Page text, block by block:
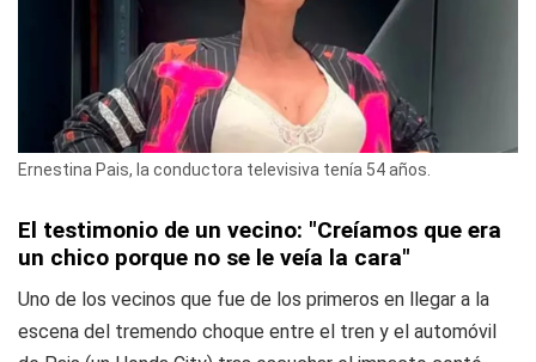
Ernestina Pais, la conductora televisiva tenía 54 años.
El testimonio de un vecino: "Creíamos que era
un chico porque no se le veía la cara"
Uno de los vecinos que fue de los primeros en llegar a la
escena del tremendo choque entre el tren y el automóvil